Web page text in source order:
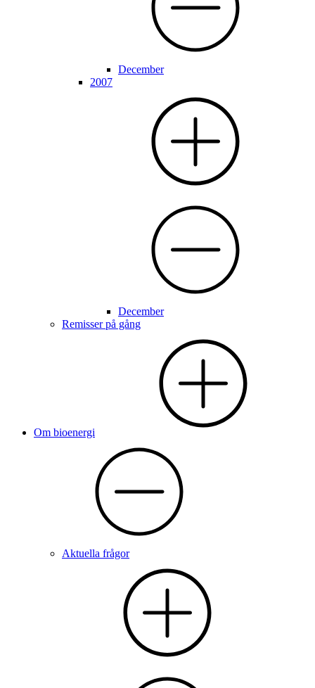
December
2007
December
Remisser på gång
Om bioenergi
Aktuella frågor